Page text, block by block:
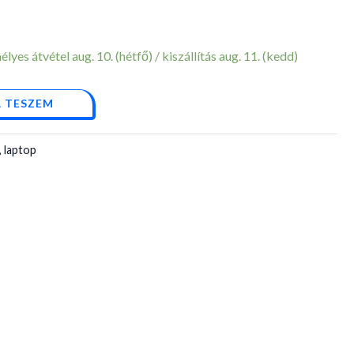
átvétel aug. 10. (hétfő) / kiszállítás aug. 11. (kedd)
TESZEM
laptop